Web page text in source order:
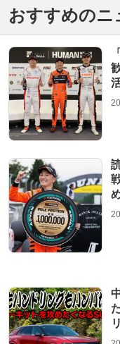
おすすめのニ